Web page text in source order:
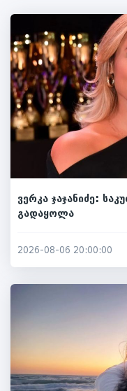
ვერკა ჯაჯანიძე:
გადაყოლა
2026-08-06 20:00:00